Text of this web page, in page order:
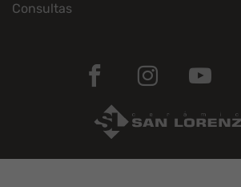
Consultas